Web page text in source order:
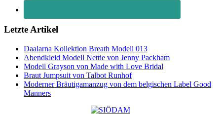
Letzte Artikel
Daalarna Kollektion Breath Modell 013
Abendkleid Modell Nettie von Jenny Packham
Modell Grayson von Made with Love Bridal
Braut Jumpsuit von Talbot Runhof
Moderner Bräutigamanzug von dem belgischen Label Good
Manners